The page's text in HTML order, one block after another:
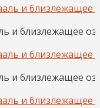
и близлежащее
и близлежащее